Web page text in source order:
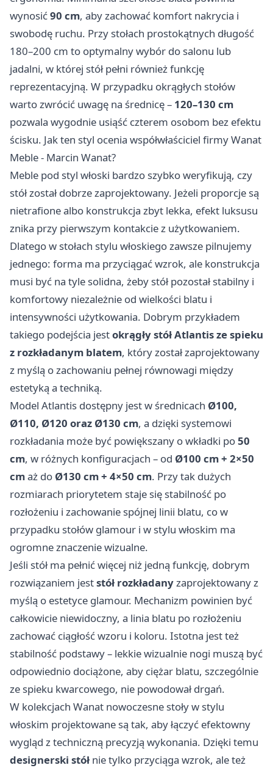
wynosić90 cm, aby zachować komfort nakrycia i
swobodę ruchu. Przy stołach prostokątnych długość
180–200 cm to optymalny wybór do salonu lub
jadalni, w której stół pełni również funkcję
reprezentacyjną. W przypadku okrągłych stołów
warto zwrócić uwagę na średnicę – 120–130 cm
pozwala wygodnie usiąść czterem osobom bez efektu
ścisku. Jak ten styl ocenia współwłaściciel firmy Wanat
Meble - Marcin Wanat?
Meble pod styl włoski bardzo szybko weryfikują, czy
stół został dobrze zaprojektowany. Jeżeli proporcje są
nietrafione albo konstrukcja zbyt lekka, efekt luksusu
znika przy pierwszym kontakcie z użytkowaniem.
Dlatego w stołach stylu włoskiego zawsze pilnujemy
jednego: forma ma przyciągać wzrok, ale konstrukcja
musi być na tyle solidna, żeby stół pozostał stabilny i
komfortowy niezależnie od wielkości blatu i
intensywności użytkowania. Dobrym przykładem
takiego podejścia jestokrągły stół Atlantis ze spieku
z rozkładanym blatem, który został zaprojektowany
z myślą o zachowaniu pełnej równowagi między
estetyką a techniką.
Model Atlantis dostępny jest w średnicach Ø100,
Ø110, Ø120 oraz Ø130 cm, a dzięki systemowi
rozkładania może być powiększany o wkładki po50
cm, w różnych konfiguracjach – od Ø100 cm + 2×50
cmaż do Ø130 cm + 4×50 cm. Przy tak dużych
rozmiarach priorytetem staje się stabilność po
rozłożeniu i zachowanie spójnej linii blatu, co w
przypadku stołów glamour i w stylu włoskim ma
ogromne znaczenie wizualne.
Jeśli stół ma pełnić więcej niż jedną funkcję, dobrym
rozwiązaniem jeststół rozkładanyzaprojektowany z
myślą o estetyce glamour. Mechanizm powinien być
całkowicie niewidoczny, a linia blatu po rozłożeniu
zachować ciągłość wzoru i koloru. Istotna jest też
stabilność podstawy – lekkie wizualnie nogi muszą być
odpowiednio dociążone, aby ciężar blatu, szczególnie
ze spieku kwarcowego, nie powodował drgań.
W kolekcjach Wanat nowoczesne stoły w stylu
włoskim projektowane są tak, aby łączyć efektowny
wygląd z techniczną precyzją wykonania. Dzięki temu
designerski stół nie tylko przyciąga wzrok, ale też